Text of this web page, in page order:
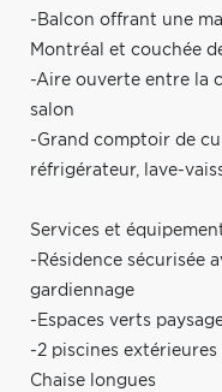
-Balcon offrant une
Montréal et couchée
-Aire ouverte entre la
salon
-Grand comptoir de
réfrigérateur, lave-
Services et
-Résidence sécurisée
gardiennage
-Espaces verts
-2 piscines extérieures
Chaise longues